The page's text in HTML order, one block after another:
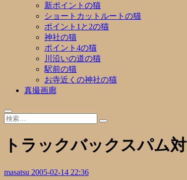
新ポイントの猫
ショートカットルートの猫
ポイント1と2の猫
神社の猫
ポイント4の猫
川沿いの道の猫
駅前の猫
お寺近くの神社の猫
真撮画廊
トラックバックスパム
masatsu 2005-02-14 22:36